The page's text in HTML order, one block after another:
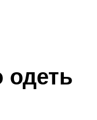
одеть